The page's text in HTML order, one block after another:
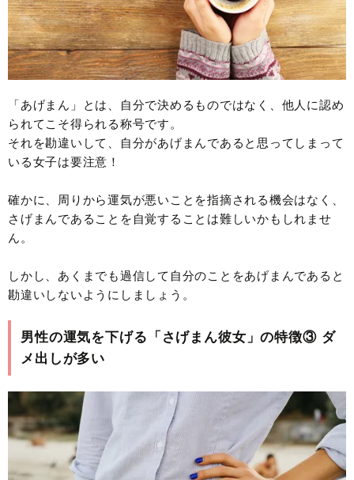
「あげまん」とは、自分で決めるものではなく、他人に認め
られてこそ得られる称号です。
それを勘違いして、自分があげまんであると思ってしまって
いる女子は要注意！
確かに、周りから運気が悪いことを指摘される機会はなく、
さげまんであることを自覚することは難しいかもしれませ
ん。
しかし、あくまでも過信して自分のことをあげまんであると
勘違いしないようにしましょう。
男性の運気を下げる「さげまん彼女」の特徴③ ダ
メ出しが多い